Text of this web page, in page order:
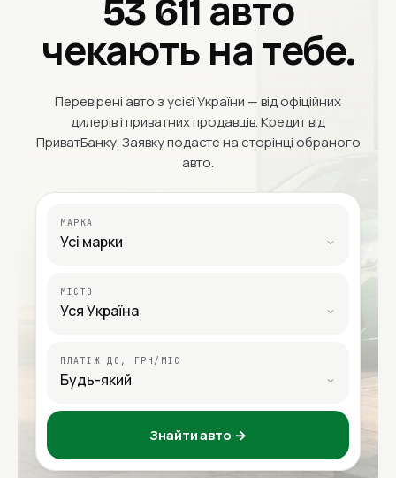
53 611 авто
чекають на тебе.
Перевірені авто з усієї України — від офіційних
дилерів і приватних продавців. Кредит від
ПриватБанку. Заявку подаєте на сторінці обраного
авто.
МАРКА
МІСТО
ПЛАТІЖ ДО, ГРН/МІС
Знайти авто →